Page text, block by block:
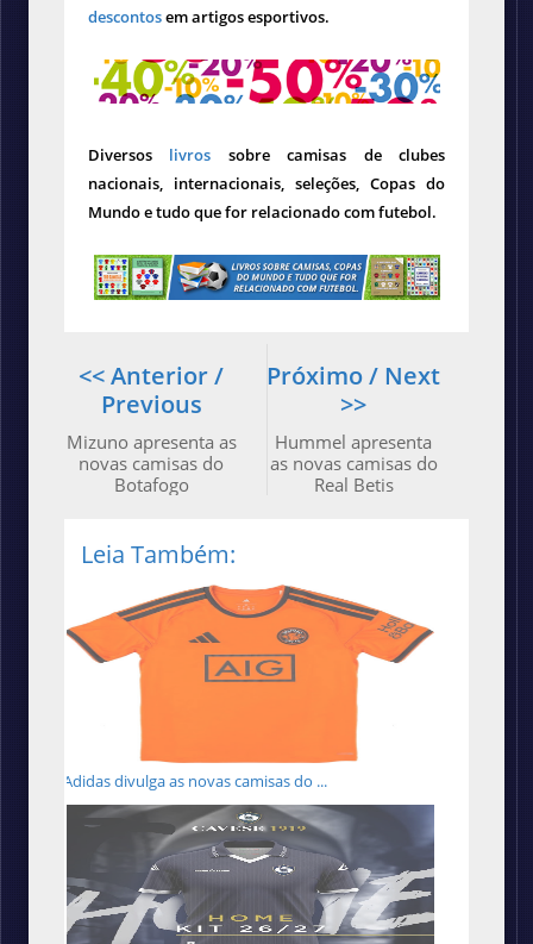
descontosem artigos esportivos.
Diversos livros sobre camisas de clubes
nacionais, internacionais, seleções, Copas do
Mundo e tudo que for relacionado com futebol.
Próximo / Next
>>
Hummel apresenta
as novas camisas do
Real Betis
<< Anterior /
Previous
Mizuno apresenta as
novas camisas do
Botafogo
Leia Também:
Adidas divulga as novas camisas do ...